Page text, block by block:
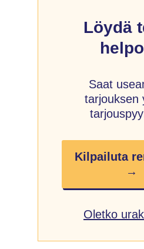
Löydä
Saat
tarjouksen
Kilpailuta
→
Oletko